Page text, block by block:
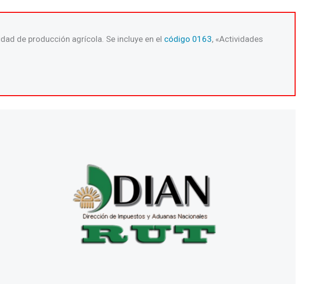
de producción agrícola. Se incluye en el código 0163, «Actividades